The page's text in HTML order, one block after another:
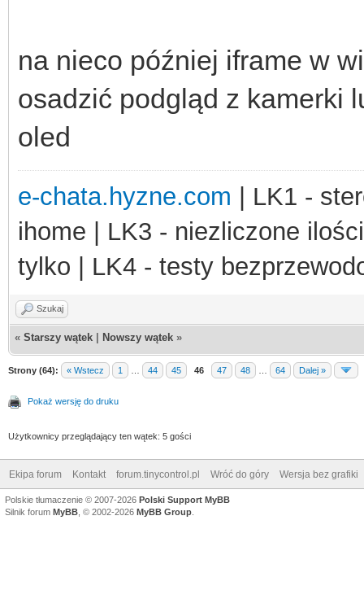
na nieco później iframe w
osadzić podgląd z kamerki
oled
e-chata.hyzne.com | LK1 -
ihome | LK3 - niezliczone
tylko | LK4 - testy
Szukaj
« Starszy wątek Nowszy wątek »
Strony (64): « Wstecz 1 44 45 46 47 48 64 Dalej »
Pokaż wersję do druku
Użytkownicy przeglądający ten wątek: 5 gości
Ekipa forum Kontakt forum.tinycontrol.pl Wróć do góry Wersja bez grafiki
Polskie tłumaczenie © 2007-2026 Polski Support MyBB
Silnik forum MyBB , © 2002-2026 MyBB Group